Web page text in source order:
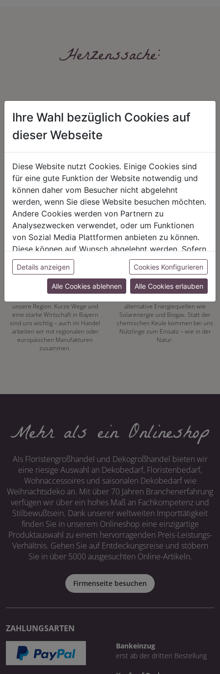
Herzenssache:
Unser Sortiment steht für ein
positives Lebensgefühl. Wir
schenken natürliche, stilvolle
Momente für harmonische Stunden
zu Hause – den Ort, an dem
Menschen sich geborgen fühlen und
positive Energie schöpfen.
Nicht immer ist der günstigste Preis
auch ein guter Preis. Wir handeln
fair – im Hinblick auf unsere
Kalkulation, angemessene
Entlohnung und unsere
Geschäftsbeziehungen.
REGIONALITÄT
Mit unserer eigenen
unsere Region. Kurze Wege und
eine starke Wirtschaft in Bayern
sind uns wichtig – auch im Handel
arbeiten wir mit regionalen oder
europäischen Manufakturen
zusammen.
NACHHALTIGKEIT
Energiewende hat bei uns Tradition.
alternative Energiequellen wie
Solarenergie und Biogas. Statt der
chemischen Keule kommen bei uns
Nützlinge zum Einsatz – wie in der
Natur.
Mehr als ein Onlineshop
Als Floristengroßhandel und Dekogroßhandel bieten wir
eine riesige Auswahl an Dekobedarf, Floristenbedarf,
Wohnaccessoires und saisonalen Dekobedarf wie
Weihnachtsdeko an. Mit über 70 Jahren Branchenerfahrung
verfügen wir über ein hohes Maß an Fachkompetenz und
Stilbewußtsein. Dank unserer weltweiten Importtätigkeit
finden Sie in unserem Onlineshop eine einzigartige
Produktauswahl zu einem hervorragenden Preis-Leistungs-
Verhältnis. Gehen Sie auf Entdeckungsreise und stöbern
Sie in über 5000 ausgesuchten Online-Artikeln.
Firmenseite besuchen
ZAHLUNGSARTEN
Bankeinzug
erst ab der dritten Bestellung
Ihre Wahl bezüglich Cookies auf
dieser Webseite
Diese Website nutzt Cookies. Einige Cookies sind
für eine gute Funktion der Website notwendig und
können daher vom Besucher nicht abgelehnt
werden, wenn Sie diese Website besuchen möchten.
Andere Cookies werden von Partnern zu
Analysezwecken verwendet, oder um Funktionen
von Sozial Media Plattformen anbieten zu können.
Diese können auf Wunsch abgelehnt werden. Sofern
sie unsere Webseite weiter nutzen, geben Sie
Einwilligung zu unseren Cookies.
Details anzeigen Cookies Konfigurieren
Alle Cookies ablehnen Alle Cookies erlauben